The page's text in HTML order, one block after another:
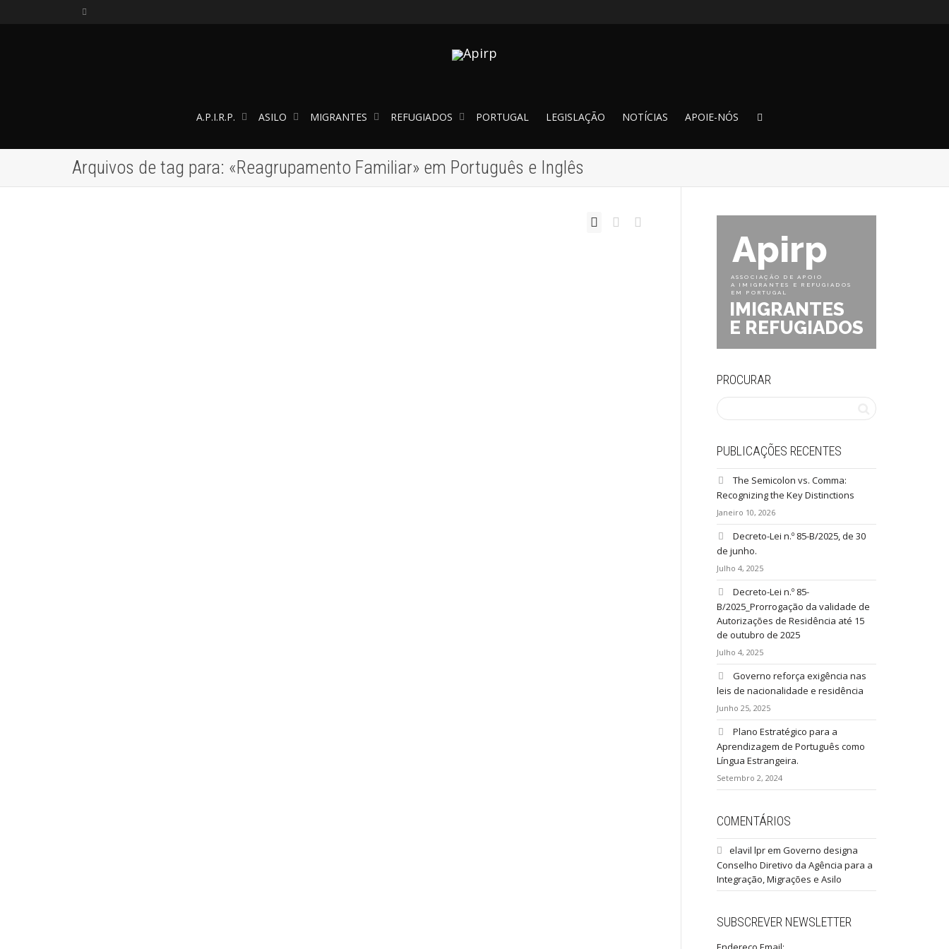
A.P.I.R.P. ASILO MIGRANTES REFUGIADOS PORTUGAL LEGISLAÇÃO NOTÍCIAS APOIE-NÓS
Arquivos de tag para: «Reagrupamento Familiar» em Português e Inglês
IMIGRANTES
E REFUGIADOS
ASSOCIAÇÃO DE APOIO
A IMIGRANTES E REFUGIADOS
EM PORTUGAL
Apirp
PROCURAR
PUBLICAÇÕES RECENTES
The Semicolon vs. Comma:
Recognizing the Key Distinctions
Janeiro 10, 2026
Decreto-Lei n.º 85-B/2025, de 30
de junho.
Julho 4, 2025
Decreto-Lei n.º 85-
B/2025_Prorrogação da validade de
Autorizações de Residência até 15
de outubro de 2025
Julho 4, 2025
Governo reforça exigência nas
leis de nacionalidade e residência
Junho 25, 2025
Plano Estratégico para a
Aprendizagem de Português como
Língua Estrangeira.
Setembro 2, 2024
COMENTÁRIOS
elavil lprem Governo designa
Conselho Diretivo da Agência para a
Integração, Migrações e Asilo
SUBSCREVER NEWSLETTER